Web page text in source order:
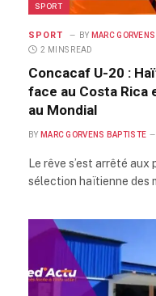
SPORT
SPORT BY MARC
2 MINS READ
Concacaf U-20 :
face au Costa Rica
au Mondial
BY MARC GORVENS BAPTISTE
Le rêve s’est arrêté aux
sélection haïtienne des